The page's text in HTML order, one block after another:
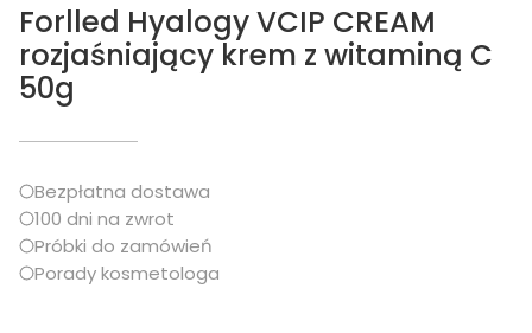
Forlled Hyalogy VCIP CREAM
rozjaśniający krem z witaminą C
50g
Bezpłatna dostawa
100 dni na zwrot
Próbki do zamówień
Porady kosmetologa